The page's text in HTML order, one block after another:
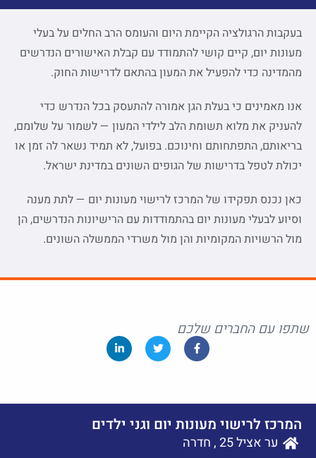
בעקבות הרגולציה הקיימת היום והעומס הרב החלים על בעלי
מעונות יום, קיים קושי להתמודד עם קבלת האישורים הנדרשים
מהמדינה כדי להפעיל את המעון בהתאם לדרישות החוק.
אנו מאמינים כי בעלת הגן אמורה להתעסק בכל הנדרש כדי
להעניק את מלוא תשומת הלב לילדי המעון — לשמור על שלומם,
בריאותם, התפתחותם וחינוכם. בפועל, לא תמיד נשאר לה זמן או
יכולת לטפל בדרישות של הגופים השונים במדינת ישראל.
כאן נכנס תפקידו של המרכז לרישוי מעונות יום — לתת מענה
וסיוע לבעלי מעונות יום בהתמודדות עם הרישיונות הנדרשים, הן
מול הרשויות המקומיות והן מול משרדי הממשלה השונים.
שתפו עם החברים שלכם
המרכז לרישוי מעונות יום וגני ילדים
ער אציל 25 , חדרה